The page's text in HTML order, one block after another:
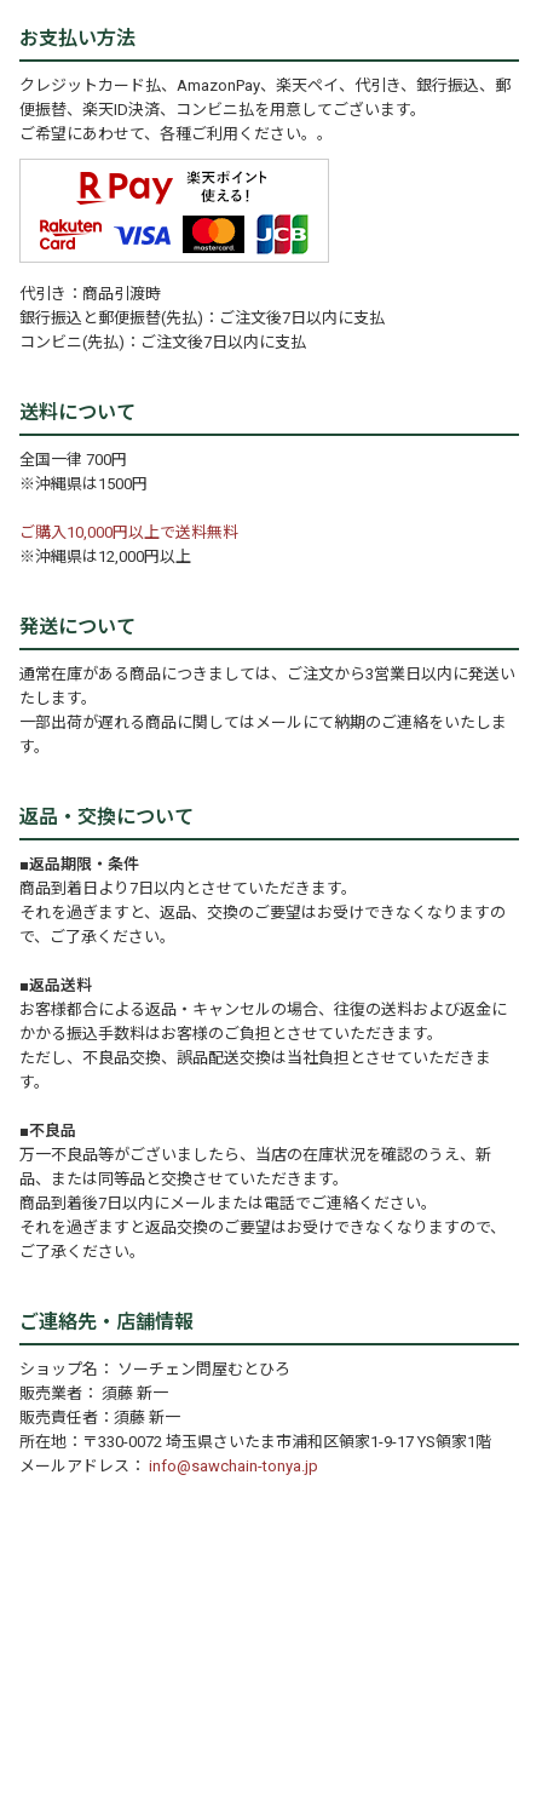
お支払い方法
クレジットカード払、AmazonPay、楽天ペイ、代引き、銀行振込、郵
便振替、楽天ID決済、コンビニ払を用意してございます。
ご希望にあわせて、各種ご利用ください。。
代引き：商品引渡時
銀行振込と郵便振替(先払)：ご注文後7日以内に支払
コンビニ(先払)：ご注文後7日以内に支払
送料について
全国一律 700円
※沖縄県は1500円
ご購入10,000円以上で送料無料
※沖縄県は12,000円以上
発送について
通常在庫がある商品につきましては、ご注文から3営業日以内に発送い
たします。
一部出荷が遅れる商品に関してはメールにて納期のご連絡をいたしま
す。
返品・交換について
■返品期限・条件
商品到着日より7日以内とさせていただきます。
それを過ぎますと、返品、交換のご要望はお受けできなくなりますの
で、ご了承ください。
■返品送料
お客様都合による返品・キャンセルの場合、往復の送料および返金に
かかる振込手数料はお客様のご負担とさせていただきます。
ただし、不良品交換、誤品配送交換は当社負担とさせていただきま
す。
■不良品
万一不良品等がございましたら、当店の在庫状況を確認のうえ、新
品、または同等品と交換させていただきます。
商品到着後7日以内にメールまたは電話でご連絡ください。
それを過ぎますと返品交換のご要望はお受けできなくなりますので、
ご了承ください。
ご連絡先・店舗情報
ショップ名： ソーチェン問屋むとひろ
販売業者： 須藤 新一
販売責任者：須藤 新一
所在地：〒330-0072 埼玉県さいたま市浦和区領家1-9-17 YS領家1階
メールアドレス：info@sawchain-tonya.jp